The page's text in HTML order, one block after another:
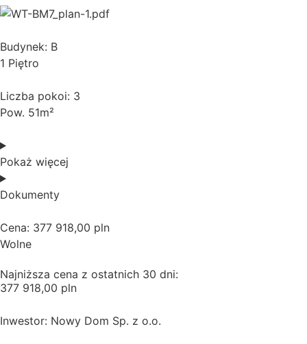
Budynek: B
1 Piętro
Liczba pokoi: 3
Pow. 51m²
Pokaż więcej
Dokumenty
Cena: 377 918,00 pln
Wolne
Najniższa cena z ostatnich 30 dni:
377 918,00 pln
Inwestor: Nowy Dom Sp. z o.o.